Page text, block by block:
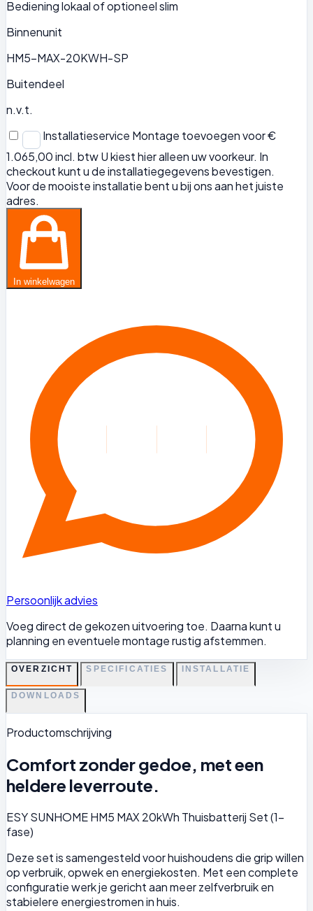
Bediening lokaal of optioneel slim
Binnenunit
HM5-MAX-20KWH-SP
Buitendeel
n.v.t.
Installatieservice Montage toevoegen voor €
1.065,00 incl. btwU kiest hier alleen uw voorkeur. In
checkout kunt u de installatiegegevens bevestigen.
Voor de mooiste installatie bent u bij ons aan het juiste
adres.
In winkelwagen
Persoonlijk advies
Voeg direct de gekozen uitvoering toe. Daarna kunt u
planning en eventuele montage rustig afstemmen.
OVERZICHT SPECIFICATIES INSTALLATIE
DOWNLOADS
Productomschrijving
Comfort zonder gedoe, met een
heldere leverroute.
ESY SUNHOME HM5 MAX 20kWh Thuisbatterij Set (1-
fase)
Deze set is samengesteld voor huishoudens die grip willen
op verbruik, opwek en energiekosten. Met een complete
configuratie werk je gericht aan meer zelfverbruik en
stabielere energiestromen in huis.